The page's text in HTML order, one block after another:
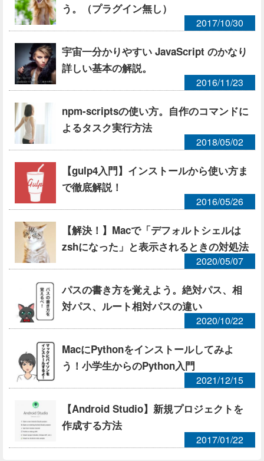
う。（プラグイン無し）
2017/10/30
宇宙一分かりやすい JavaScript のかなり
詳しい基本の解説。
2016/11/23
npm-scriptsの使い方。自作のコマンドに
よるタスク実行方法
2018/05/02
【gulp4入門】インストールから使い方ま
で徹底解説！
2016/05/26
【解決！】Macで「デフォルトシェルは
zshになった」と表示されるときの対処法
2020/05/07
パスの書き方を覚えよう。絶対パス、相
対パス、ルート相対パスの違い
2020/10/22
MacにPythonをインストールしてみよ
う！小学生からのPython入門
2021/12/15
【Android Studio】新規プロジェクトを
作成する方法
2017/01/22